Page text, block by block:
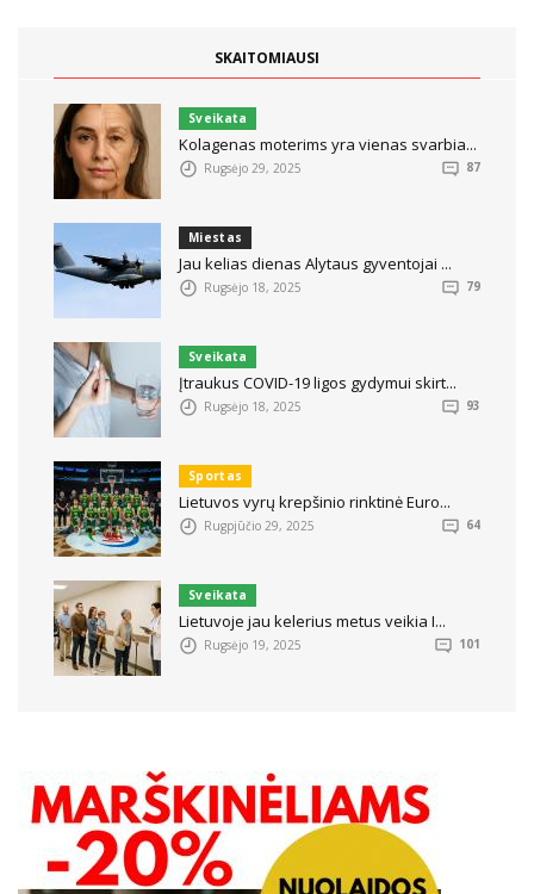
SKAITOMIAUSI
Sveikata
Kolagenas moterims yra vienas svarbia...
Rugsėjo 29, 2025 87
Miestas
Jau kelias dienas Alytaus gyventojai ...
Rugsėjo 18, 2025 79
Sveikata
Įtraukus COVID-19 ligos gydymui skirt...
Rugsėjo 18, 2025 93
Sportas
Lietuvos vyrų krepšinio rinktinė Euro...
Rugpjūčio 29, 2025 64
Sveikata
Lietuvoje jau kelerius metus veikia I...
Rugsėjo 19, 2025 101